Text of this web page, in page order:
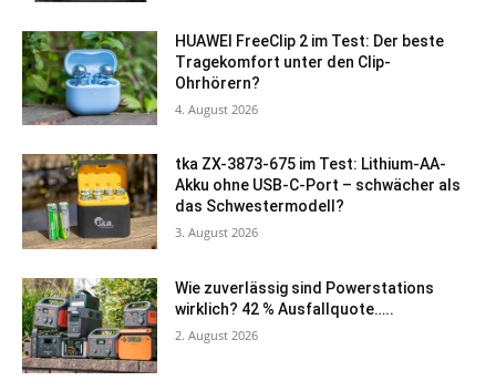
HUAWEI FreeClip 2 im Test: Der beste
Tragekomfort unter den Clip-
Ohrhörern?
4. August 2026
tka ZX-3873-675 im Test: Lithium-AA-
Akku ohne USB-C-Port – schwächer als
das Schwestermodell?
3. August 2026
Wie zuverlässig sind Powerstations
wirklich? 42 % Ausfallquote…..
2. August 2026